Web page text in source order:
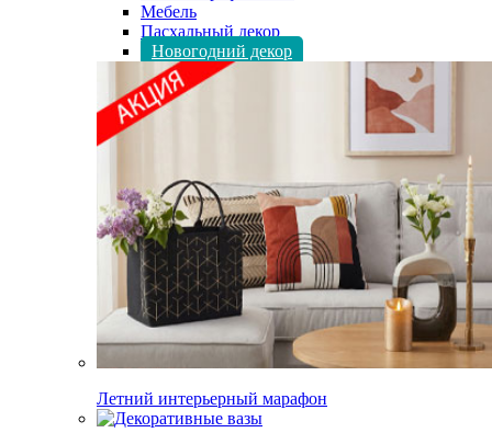
Мебель
Пасхальный декор
Новогодний декор
Летний интерьерный марафон